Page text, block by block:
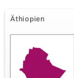
Äthiopien